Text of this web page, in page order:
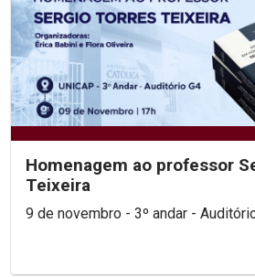
Homenagem ao professor
Teixeira
9 de novembro - 3º andar -